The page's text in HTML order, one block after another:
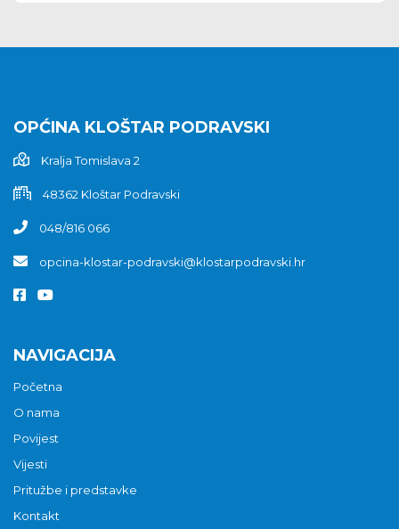
OPĆINA KLOŠTAR PODRAVSKI
Kralja Tomislava 2
48362 Kloštar Podravski
048/816 066
opcina-klostar-podravski@klostarpodravski.hr
NAVIGACIJA
Početna
O nama
Povijest
Vijesti
Pritužbe i predstavke
Kontakt